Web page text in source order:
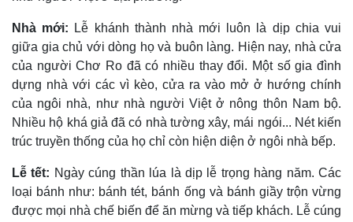
Nhà mới: Lễ khánh thành nhà mới luôn là dịp chia vui
giữa gia chủ với dòng họ và buôn làng. Hiện nay, nhà cửa
của người Chơ Ro đã có nhiều thay đổi. Một số gia đình
dựng nhà với các vì kèo, cửa ra vào mở ở hướng chính
của ngôi nhà, như nhà người Việt ở nông thôn Nam bộ.
Nhiều hộ khá giả đã có nhà tường xây, mái ngói... Nét kiến
trúc truyền thống của họ chỉ còn hiện diện ở ngôi nhà bếp.
Lễ tết: Ngày cúng thần lúa là dịp lễ trọng hàng năm. Các
loại bánh như: bánh tét, bánh ống và bánh giầy trộn vừng
được mọi nhà chế biến để ăn mừng và tiếp khách. Lễ cúng